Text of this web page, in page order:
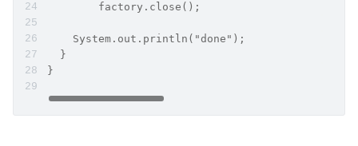
        factory.close();
    System.out.println("done");
  }
}